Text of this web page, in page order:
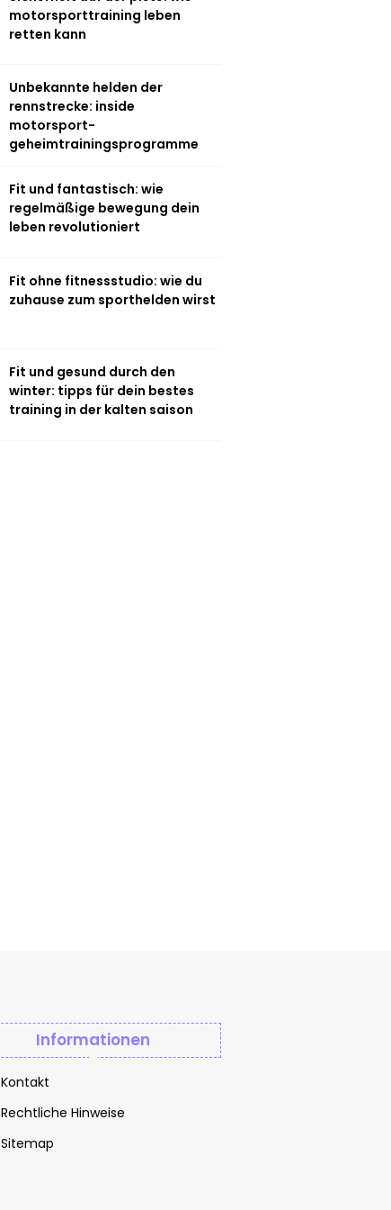
motorsporttraining leben
retten kann
Unbekannte helden der
rennstrecke: inside
motorsport-
geheimtrainingsprogramme
Fit und fantastisch: wie
regelmäßige bewegung dein
leben revolutioniert
Fit ohne fitnessstudio: wie du
zuhause zum sporthelden wirst
Fit und gesund durch den
winter: tipps für dein bestes
training in der kalten saison
Informationen
Kontakt
Rechtliche Hinweise
Sitemap